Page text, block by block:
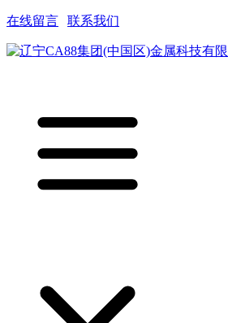
在线留言 联系我们